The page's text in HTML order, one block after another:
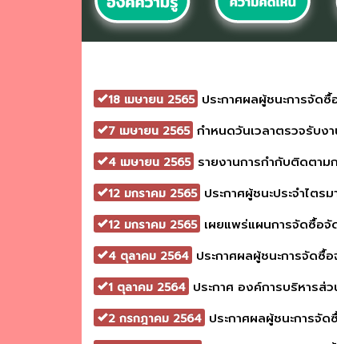
18 เมษายน 2565 ประกาศผลผู้ชนะการจัด
7 เมษายน 2565 กำหนดวันเวลาตรวจรับง
4 เมษายน 2565 รายงานการกำกับติดตาม
12 มกราคม 2565 ประกาศผู้ชนะประจำไตร
12 มกราคม 2565 เผยแพร่แผนการจัดซื้อจั
4 ตุลาคม 2564 ประกาศผลผู้ชนะการจัดซื้
1 ตุลาคม 2564 ประกาศ องค์การบริหารส่
2 กรกฎาคม 2564 ประกาศผลผู้ชนะการจั